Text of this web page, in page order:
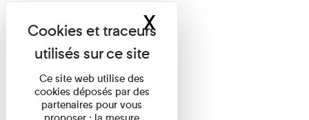
Ce site web utilise des
cookies déposés par des
partenaires pour vous
XMasquer le